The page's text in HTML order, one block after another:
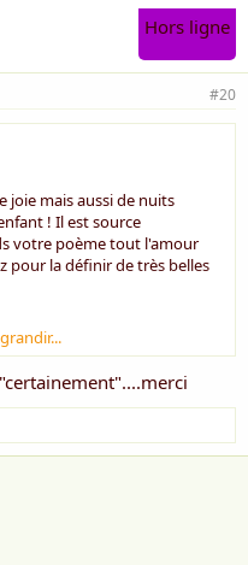
Hors ligne
#20
joie mais aussi de nuits
! Il est source
votre poème tout l'amour
pour la définir de très belles